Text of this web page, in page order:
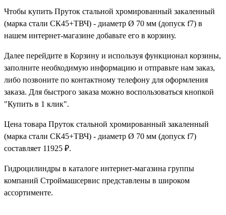
Чтобы купить Пруток стальной хромированный закаленный
(марка стали СК45+ТВЧ) - диаметр Ø 70 мм (допуск f7) в
нашем интернет-магазине добавьте его в корзину.
Далее перейдите в Корзину и используя функционал корзины,
заполните необходимую информацию и отправьте нам заказ,
либо позвоните по контактному телефону для оформления
заказа. Для быстрого заказа можно воспользоваться кнопкой
"Купить в 1 клик".
Цена товара Пруток стальной хромированный закаленный
(марка стали СК45+ТВЧ) - диаметр Ø 70 мм (допуск f7)
составляет 11925 ₽.
Гидроцилиндры в каталоге интернет-магазина группы
компаний Строймашсервис представлены в широком
ассортименте.